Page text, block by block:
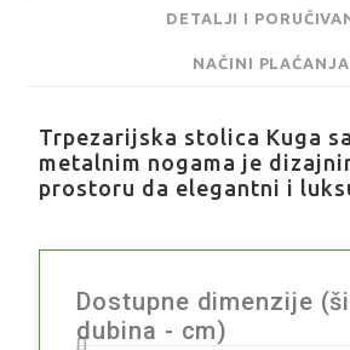
DETALJI I
NAČINI PLAĆANJA
Trpezarijska stolica Kuga
metalnim nogama je
prostoru da elegantni i
Dostupne dimenzije
dubina - cm)